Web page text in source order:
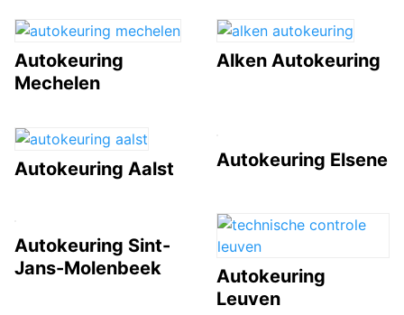
Autokeuring
Mechelen
Alken Autokeuring
Autokeuring Aalst Autokeuring Elsene
Autokeuring Sint-
Jans-Molenbeek
Autokeuring
Leuven